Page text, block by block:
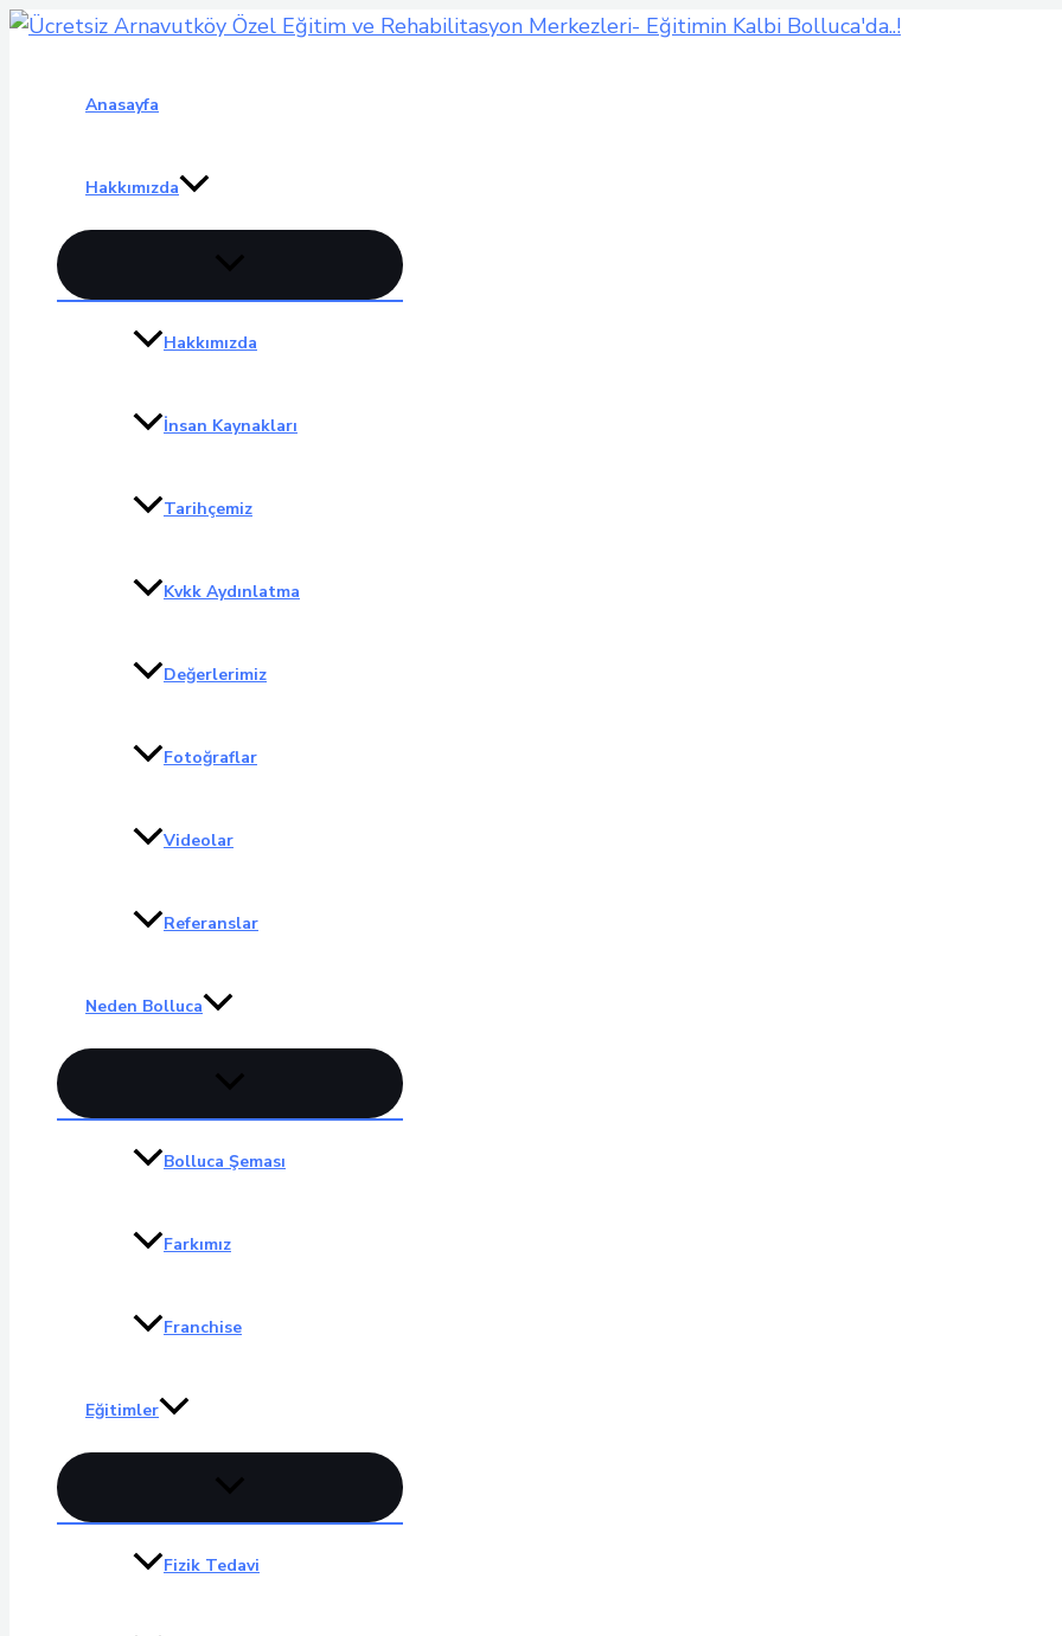
İçeriğe
Anasayfa
Hakkımızda
Menu
Hakkımızda
İnsan Kaynakları
Tarihçemiz
Kvkk Aydınlatma
Değerlerimiz
Fotoğraflar
Videolar
Referanslar
Neden Bolluca
Menu
Bolluca Şeması
Farkımız
Franchise
Eğitimler
Menu
Fizik Tedavi